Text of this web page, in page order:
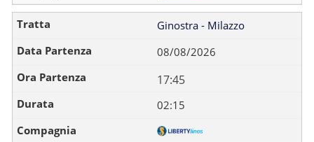
Ginostra - Milazzo
08/08/2026
17:45
02:15